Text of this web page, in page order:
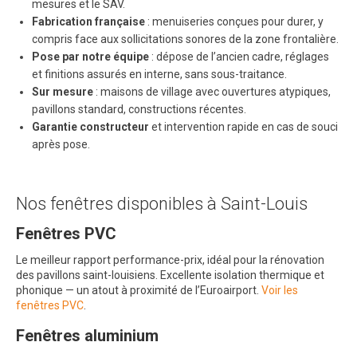
mesures et le SAV.
Fabrication française : menuiseries conçues pour durer, y
compris face aux sollicitations sonores de la zone frontalière.
Pose par notre équipe : dépose de l’ancien cadre, réglages
et finitions assurés en interne, sans sous-traitance.
Sur mesure : maisons de village avec ouvertures atypiques,
pavillons standard, constructions récentes.
Garantie constructeur et intervention rapide en cas de souci
après pose.
Nos fenêtres disponibles à Saint-Louis
Fenêtres PVC
Le meilleur rapport performance-prix, idéal pour la rénovation
des pavillons saint-louisiens. Excellente isolation thermique et
phonique — un atout à proximité de l’Euroairport. Voir les
fenêtres PVC
Fenêtres aluminium